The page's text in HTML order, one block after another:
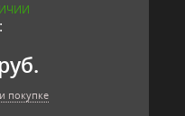
покупке